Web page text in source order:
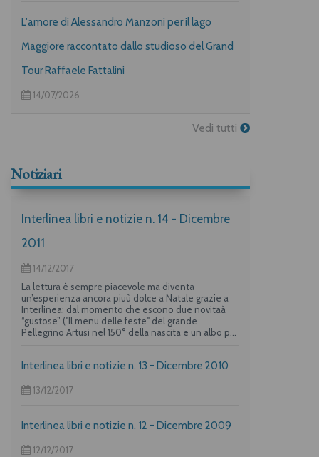
L'amore di Alessandro Manzoni per il lago
Maggiore raccontato dallo studioso del Grand
Tour Raffaele Fattalini
14/07/2026
Vedi tutti
Notiziari
Interlinea libri e notizie n. 14 - Dicembre
2011
14/12/2017
La lettura è sempre piacevole ma diventa
un’esperienza ancora piuù dolce a Natale grazie a
Interlinea: dal momento che escono due novitaà
“gustose” ("Il menu delle feste" del grande
Pellegrino Artusi nel 150° della nascita e un albo per
Vivarelli) la casa editrice propone una deliziosa
Interlinea libri e notizie n. 13 - Dicembre 2010
13/12/2017
Interlinea libri e notizie n. 12 - Dicembre 2009
12/12/2017